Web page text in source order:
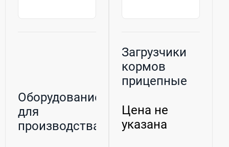
Оборудование
для
производства
Загрузчики
кормов
прицепные
Цена не
указана